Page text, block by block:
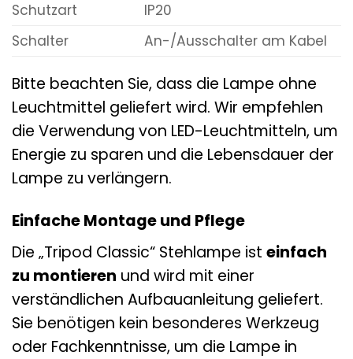
Schutzart
IP20
Schalter
An-/Ausschalter am Kabel
Bitte beachten Sie, dass die Lampe ohne
Leuchtmittel geliefert wird. Wir empfehlen
die Verwendung von LED-Leuchtmitteln, um
Energie zu sparen und die Lebensdauer der
Lampe zu verlängern.
Einfache Montage und Pflege
Die „Tripod Classic“ Stehlampe ist einfach
zu montieren und wird mit einer
verständlichen Aufbauanleitung geliefert.
Sie benötigen kein besonderes Werkzeug
oder Fachkenntnisse, um die Lampe in